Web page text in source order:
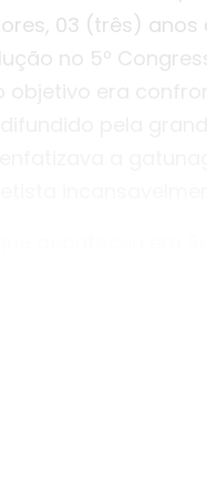
03 (três) anos
no 5º